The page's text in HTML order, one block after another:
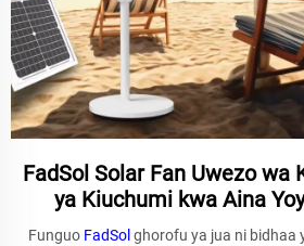
FadSol Solar Fan Uwezo wa
ya Kiuchumi kwa Aina
Funguo FadSol ghorofu ya jua ni bidhaa